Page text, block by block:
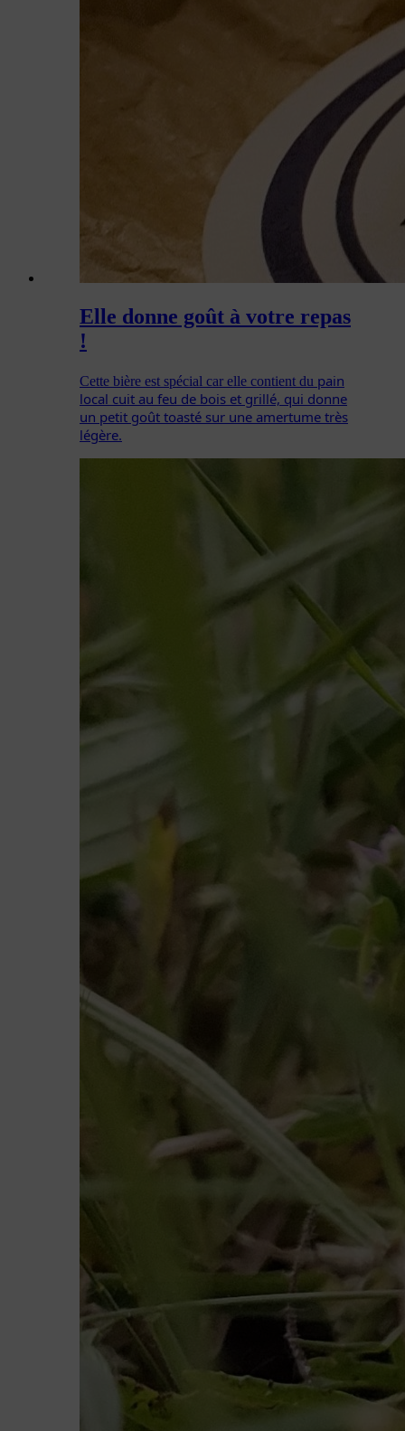
Elle donne goût à votre repas
!
Cette bière est spécial car elle contient du pain
local cuit au feu de bois et grillé, qui donne
un petit goût toasté sur une amertume très
légère.